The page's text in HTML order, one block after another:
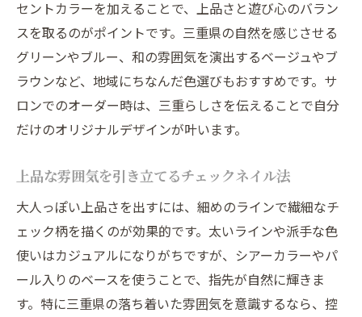
セントカラーを加えることで、上品さと遊び心のバラン
スを取るのがポイントです。三重県の自然を感じさせる
グリーンやブルー、和の雰囲気を演出するベージュやブ
ラウンなど、地域にちなんだ色選びもおすすめです。サ
ロンでのオーダー時は、三重らしさを伝えることで自分
だけのオリジナルデザインが叶います。
上品な雰囲気を引き立てるチェックネイル法
大人っぽい上品さを出すには、細めのラインで繊細なチ
ェック柄を描くのが効果的です。太いラインや派手な色
使いはカジュアルになりがちですが、シアーカラーやパ
ール入りのベースを使うことで、指先が自然に輝きま
す。特に三重県の落ち着いた雰囲気を意識するなら、控